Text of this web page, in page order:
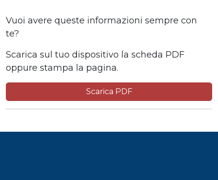
Vuoi avere queste informazioni sempre con
te?
Scarica sul tuo dispositivo la scheda PDF
oppure stampa la pagina.
Scarica PDF